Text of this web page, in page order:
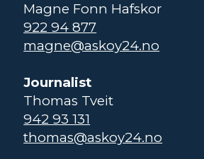
Magne Fonn Hafskor
922 94 877
magne@askoy24.no
Journalist
Thomas Tveit
942 93 131
thomas@askoy24.no